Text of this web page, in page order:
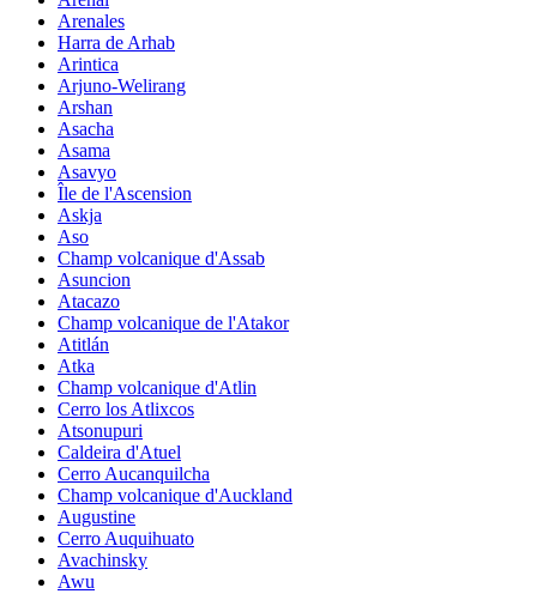
Arenales
Harra de Arhab
Arintica
Arjuno-Welirang
Arshan
Asacha
Asama
Asavyo
Île de l'Ascension
Askja
Aso
Champ volcanique d'Assab
Asuncion
Atacazo
Champ volcanique de l'Atakor
Atitlán
Atka
Champ volcanique d'Atlin
Cerro los Atlixcos
Atsonupuri
Caldeira d'Atuel
Cerro Aucanquilcha
Champ volcanique d'Auckland
Augustine
Cerro Auquihuato
Avachinsky
Awu